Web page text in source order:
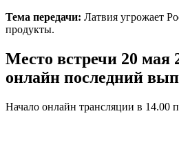
Тема передачи: Латвия угрожает
продукты.
Место встречи 20 мая
онлайн последний
Начало онлайн трансляции в